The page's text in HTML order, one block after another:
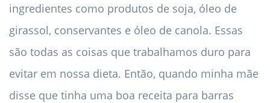
ingredientes como produtos de soja, óleo de
girassol, conservantes e óleo de canola. Essas
são todas as coisas que trabalhamos duro para
evitar em nossa dieta. Então, quando minha mãe
disse que tinha uma boa receita para barras